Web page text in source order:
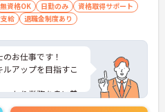
無資格OK 日勤のみ
資格取得サポート
給 退職金制度あり
お仕事です！
アップを目指すこ
かり業務を身に着